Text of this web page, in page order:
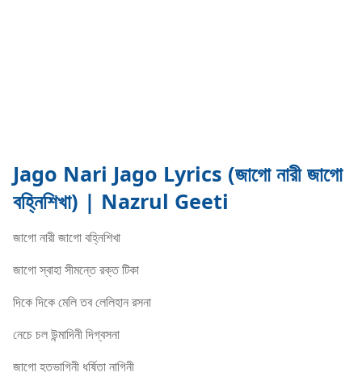
Jago Nari Jago Lyrics (জাগো নারী জাগো
বহ্নিশিখা) | Nazrul Geeti
জাগো নারী জাগো বহ্নিশিখা
জাগো স্বাহা সীমন্তে রক্ত টিকা
দিকে দিকে মেলি তব লেলিহান রসনা
নেচে চল উন্মাদিনী দিগ্‌বসনা
জাগো হতভাগিনী ধর্ষিতা নাগিনী